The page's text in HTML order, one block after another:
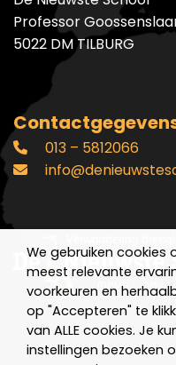
Professor
5022 DM TILBURG
013 – 5812066
We gebruiken cookies
meest relevante
voorkeuren en
op "Accepteren" te
van ALLE cookies. Je
instellingen bezoeken